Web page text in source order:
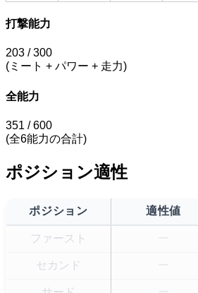
打撃能力
203 / 300
(ミート + パワー + 走力)
全能力
351 / 600
(全6能力の合計)
ポジション適性
ポジション 適性値
ファースト
セカンド